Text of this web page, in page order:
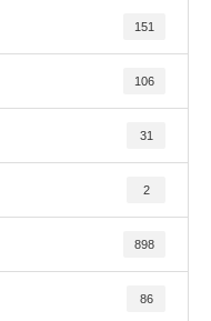
151
106
31
2
898
86